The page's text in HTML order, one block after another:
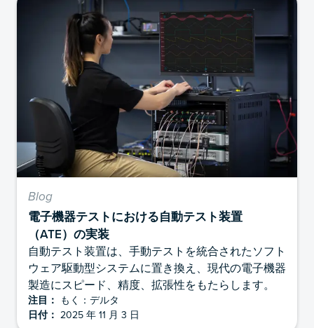
Blog
電子機器テストにおける自動テスト装置
（ATE）の実装
自動テスト装置は、手動テストを統合されたソフト
ウェア駆動型システムに置き換え、現代の電子機器
製造にスピード、精度、拡張性をもたらします。
注目： もく：デルタ
日付： 2025 年 11 月 3 日